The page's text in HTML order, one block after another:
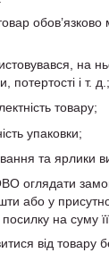
обов’язково
на
потертості і т. д.;
товару;
упаковки;
та ярлики
оглядати
або у
на суму її
від товару